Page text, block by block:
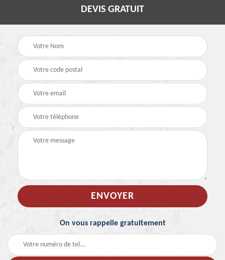
DEVIS GRATUIT
On vous rappelle gratuitement